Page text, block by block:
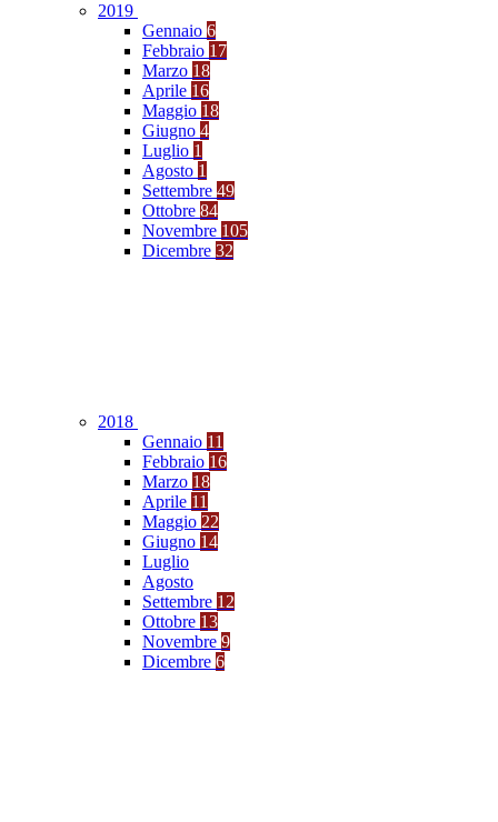
2019
Gennaio 6
Febbraio 17
Marzo 18
Aprile 16
Maggio 18
Giugno 4
Luglio 1
Agosto 1
Settembre 49
Ottobre 84
Novembre 105
Dicembre 32
2018
Gennaio 11
Febbraio 16
Marzo 18
Aprile 11
Maggio 22
Giugno 14
Luglio
Agosto
Settembre 12
Ottobre 13
Novembre 9
Dicembre 6